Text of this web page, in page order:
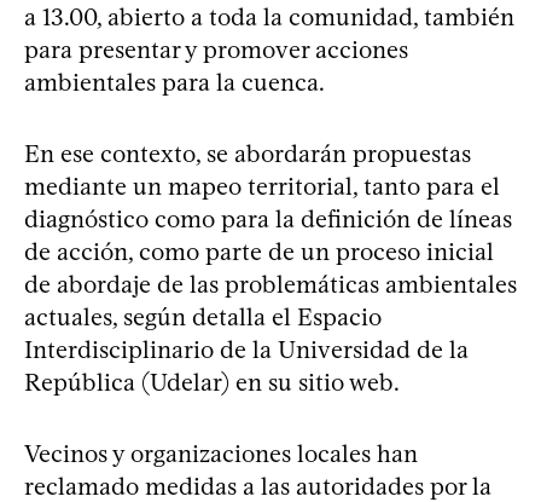
a 13.00, abierto a toda la comunidad, también
para presentar y promover acciones
ambientales para la cuenca.
En ese contexto, se abordarán propuestas
mediante un mapeo territorial, tanto para el
diagnóstico como para la definición de líneas
de acción, como parte de un proceso inicial
de abordaje de las problemáticas ambientales
actuales, según detalla el Espacio
Interdisciplinario de la Universidad de la
República (Udelar) en su sitio web.
Vecinos y organizaciones locales han
reclamado medidas a las autoridades por la